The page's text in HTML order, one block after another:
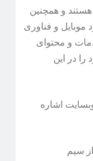
و همچنین
موبایل و فناوری
و محتوای
را در این
اشاره
سیم